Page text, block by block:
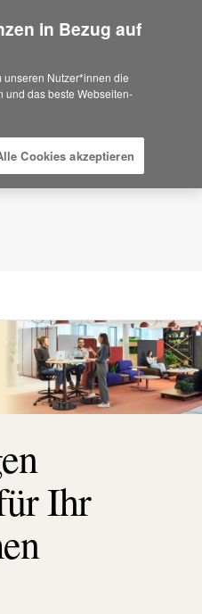
States?
see Products we sell in
Ihr
in Bezug auf
unseren Nutzer*innen die
und das beste Webseiten-
Cookies akzeptieren